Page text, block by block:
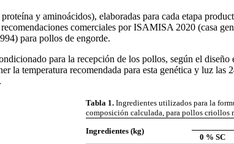
y aminoácidos), elaboradas para cada etapa
comerciales por ISAMISA 2020 (casa
para pollos de engorde.
para la recepción de los pollos, según el
la temperatura recomendada para esta genética y luz
Tabla 1. Ingredientes utilizados para la
composición calculada, para pollos criollos
Ingredientes (kg)
0 % SC